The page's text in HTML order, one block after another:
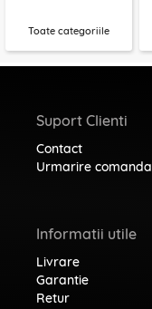
Toate categoriile
Suport Clienti
Contact
Urmarire comanda
Informatii utile
Livrare
Garantie
Retur